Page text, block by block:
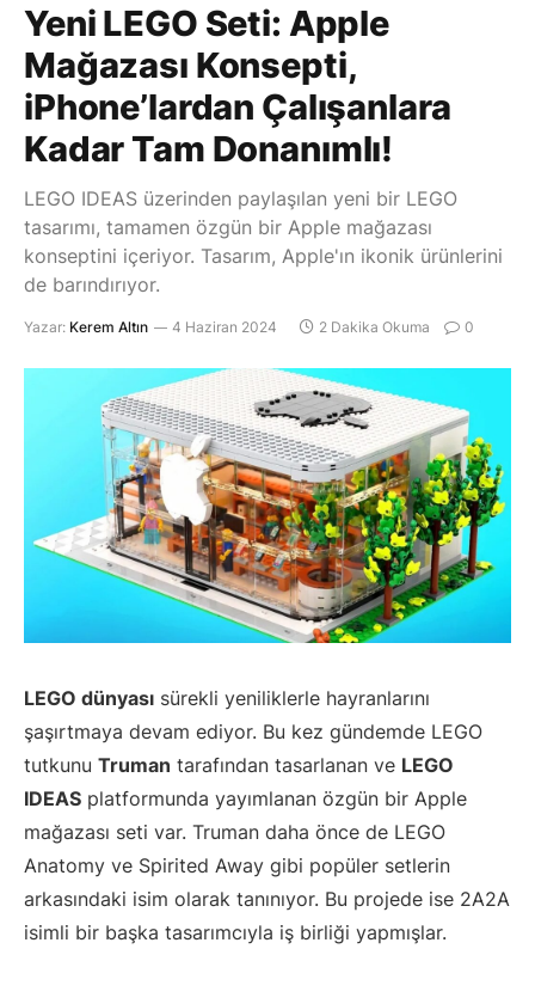
Yeni LEGO Seti: Apple
Mağazası Konsepti,
iPhone’lardan Çalışanlara
Kadar Tam Donanımlı!
LEGO IDEAS üzerinden paylaşılan yeni bir LEGO
tasarımı, tamamen özgün bir Apple mağazası
konseptini içeriyor. Tasarım, Apple'ın ikonik ürünlerini
de barındırıyor.
Yazar: Kerem Altın 4 Haziran 2024 2 Dakika Okuma 0
LEGO dünyası sürekli yeniliklerle hayranlarını
şaşırtmaya devam ediyor. Bu kez gündemde LEGO
tutkunu Truman tarafından tasarlanan ve LEGO
IDEAS platformunda yayımlanan özgün bir Apple
mağazası seti var. Truman daha önce de LEGO
Anatomy ve Spirited Away gibi popüler setlerin
arkasındaki isim olarak tanınıyor. Bu projede ise 2A2A
isimli bir başka tasarımcıyla iş birliği yapmışlar.